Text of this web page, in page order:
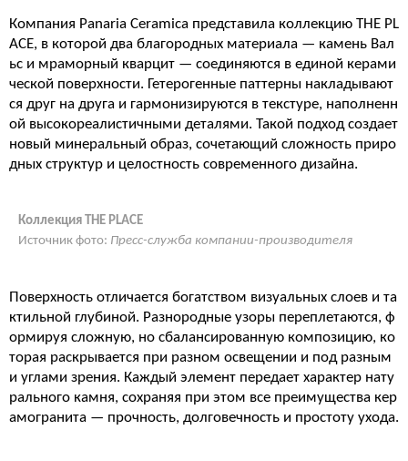
Компания Panaria Ceramica представила коллекцию THE PL
ACE, в которой два благородных материала — камень Вал
ьс и мраморный кварцит — соединяются в единой керами
ческой поверхности. Гетерогенные паттерны накладывают
ся друг на друга и гармонизируются в текстуре, наполненн
ой высокореалистичными деталями. Такой подход создает
новый минеральный образ, сочетающий сложность приро
дных структур и целостность современного дизайна.
Коллекция THE PLACE
Источник фото: Пресс-служба компании-производителя
Поверхность отличается богатством визуальных слоев и та
ктильной глубиной. Разнородные узоры переплетаются, ф
ормируя сложную, но сбалансированную композицию, ко
торая раскрывается при разном освещении и под разным
и углами зрения. Каждый элемент передает характер нату
рального камня, сохраняя при этом все преимущества кер
амогранита — прочность, долговечность и простоту ухода.